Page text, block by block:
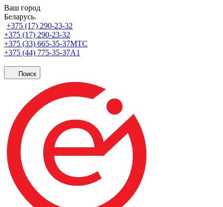
Ваш город
Беларусь
+375 (17) 290-23-32
+375 (17) 290-23-32
+375 (33) 665-35-37МТС
+375 (44) 775-35-37А1
Поиск